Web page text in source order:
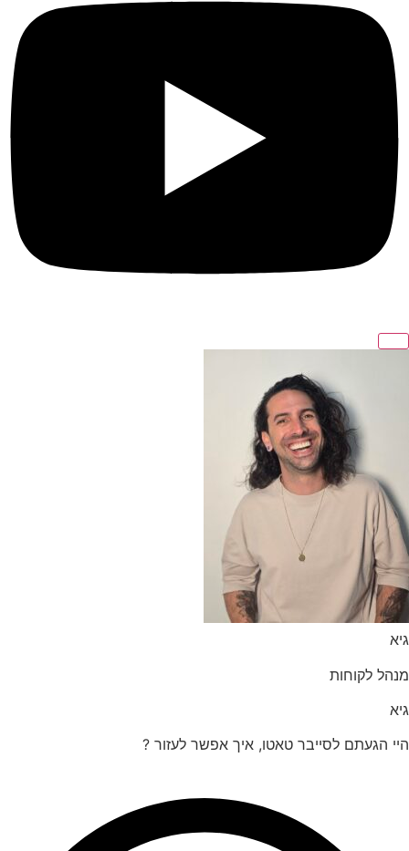
לקוחות
הגעתם לסייבר טאטו, איך אפשר לעזור ?